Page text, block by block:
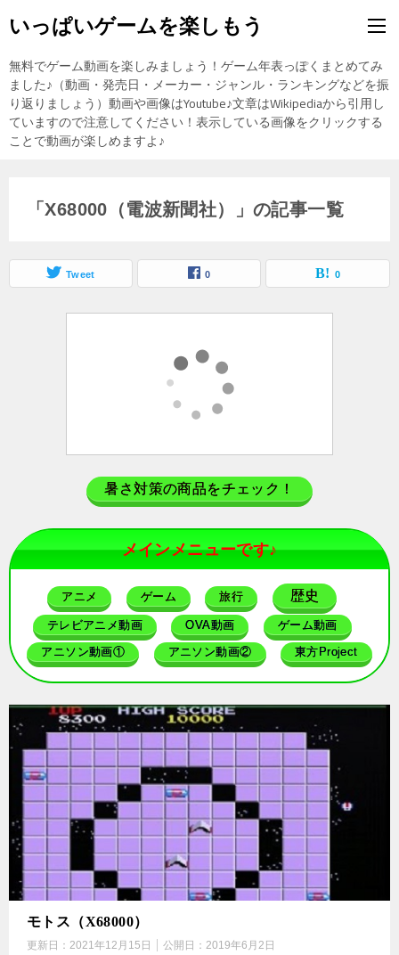
いっぱいゲームを楽しもう
無料でゲーム動画を楽しみましょう！ゲーム年表っぽくまとめてみ
ました♪（動画・発売日・メーカー・ジャンル・ランキングなどを振
り返りましょう）動画や画像はYoutube♪文章はWikipediaから引用し
ていますので注意してください！表示している画像をクリックする
ことで動画が楽しめますよ♪
「X68000（電波新聞社）」の記事一覧
Tweet 0 0
暑さ対策の商品をチェック！
メインメニューです♪
アニメ ゲーム 旅行 歴史
テレビアニメ動画 OVA動画 ゲーム動画
アニソン動画① アニソン動画② 東方Project
モトス（X68000）
更新日： 2021年12月15日 公開日： 2019年6月2日